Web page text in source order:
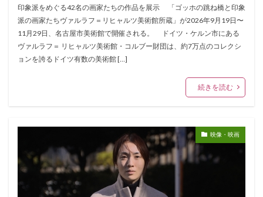
印象派をめぐる42名の画家たちの作品を展示 「ゴッホの跳ね橋と印象
派の画家たちヴァルラフ＝リヒャルツ美術館所蔵」が2026年9月19日〜
11月29日、名古屋市美術館で開催される。 ドイツ・ケルン市にある
ヴァルラフ＝ リヒャルツ美術館・コルブー財団は、約7万点のコレクシ
ョンを誇るドイツ有数の美術館 […]
続きを読む
映像・映画